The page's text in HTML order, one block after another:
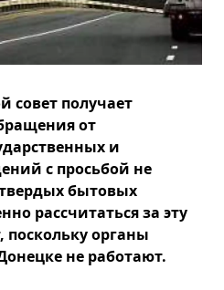
совет получает
от
и
с просьбой не
бытовых
рассчитаться за эту
поскольку органы
не работают.